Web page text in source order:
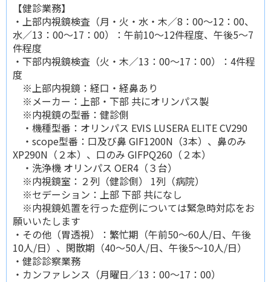
【健診業務】
・上部内視鏡検査（月・火・水・木／8：00～12：00、
水／13：00～17：00）：午前10～12件程度、午後5～7
件程度
・下部内視鏡検査（火・木／13：00～17：00）：4件程
度
※上部内視鏡：経口・経鼻あり
※メーカー：上部・下部 共にオリンパス製
※内視鏡の型番：健診側
・機種型番：オリンパス EVIS LUSERA ELITE CV290
・scope型番：口及び鼻 GIF1200N（3本）、鼻のみ
XP290N（２本）、口のみ GIFPQ260（２本）
・洗浄機 オリンパス OER4（３台）
※内視鏡室：２列（健診側） 1列（病院）
※セデーション：上部 下部 共になし
※内視鏡処置を行った症例については緊急時対応をお
願いいたします
・その他（胃透視）：繁忙期（午前50～60人/日、午後
10人/日）、閑散期（40～50人/日、午後5～10人/日）
・健診診察業務
・カンファレンス（月曜日／13：00～17：00）